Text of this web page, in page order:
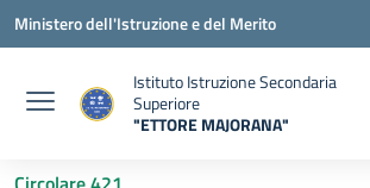
Vai ai contenuti
Vai al menu di navigazione
Vai al footer
Ministero dell'Istruzione e del Merito
Istituto Istruzione Secondaria
Superiore
"ETTORE MAJORANA"